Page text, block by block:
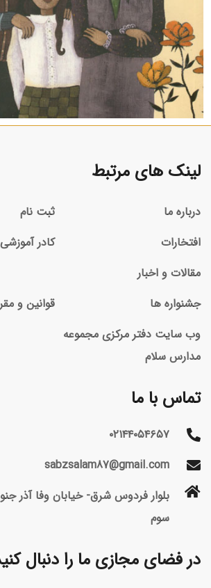
لینک های مرتبط
درباره ما
ثبت نام
افتخارات
کادر
مقالات و اخبار
جشنواره ها
قوانین و
وب سایت دفتر مرکزی مجموعه
مدارس سلام
تماس با ما
۰۲۱۴۴۰۵۴۶۵۷
sabzsalam87@gmail.com
بلوار فردوس شرق- خیابان وفا آذر
سوم
در فضای مجازی ما را دنبال